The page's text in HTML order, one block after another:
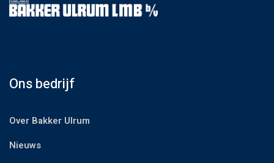
Ons bedrijf
Over Bakker Ulrum
Nieuws